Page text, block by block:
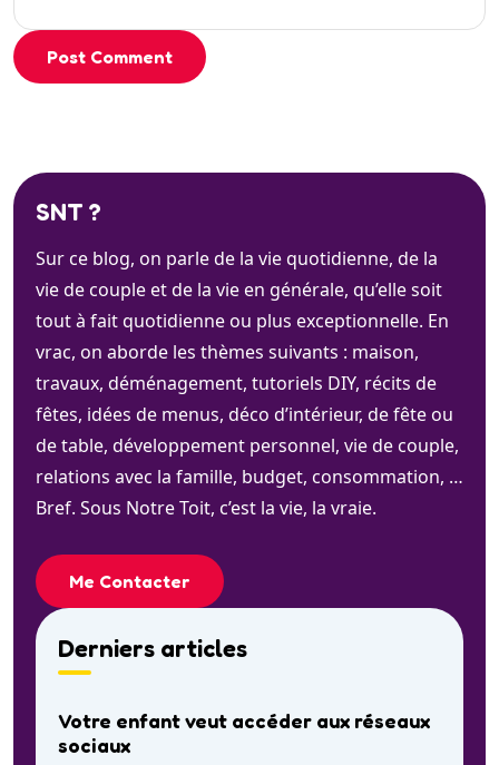
Post Comment
SNT ?
Sur ce blog, on parle de la vie quotidienne, de la
vie de couple et de la vie en générale, qu’elle soit
tout à fait quotidienne ou plus exceptionnelle. En
vrac, on aborde les thèmes suivants : maison,
travaux, déménagement, tutoriels DIY, récits de
fêtes, idées de menus, déco d’intérieur, de fête ou
de table, développement personnel, vie de couple,
relations avec la famille, budget, consommation, …
Bref. Sous Notre Toit, c’est la vie, la vraie.
Me Contacter
Derniers articles
Votre enfant veut accéder aux réseaux
sociaux